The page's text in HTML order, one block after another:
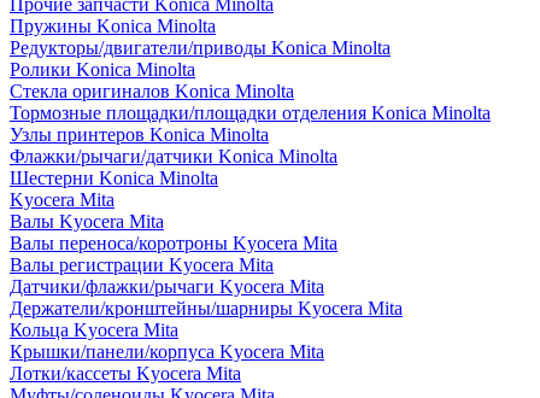
Прочие запчасти Konica Minolta
Пружины Konica Minolta
Редукторы/двигатели/приводы Konica Minolta
Ролики Konica Minolta
Стекла оригиналов Konica Minolta
Тормозные площадки/площадки отделения Konica Minolta
Узлы принтеров Konica Minolta
Флажки/рычаги/датчики Konica Minolta
Шестерни Konica Minolta
Kyocera Mita
Валы Kyocera Mita
Валы переноса/коротроны Kyocera Mita
Валы регистрации Kyocera Mita
Датчики/флажки/рычаги Kyocera Mita
Держатели/кронштейны/шарниры Kyocera Mita
Кольца Kyocera Mita
Крышки/панели/корпуса Kyocera Mita
Лотки/кассеты Kyocera Mita